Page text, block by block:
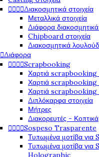
Διακοσμητικά στοιχεία
Μεταλλικά στοιχεία
Διάφορα διακοσμητικά
Chipboard στοιχεία
Διακοσμητικά
Διάφορα
Scrapbooking
Χαρτιά
Χαρτιά
Χαρτιά
Διπλόκαρφα στοιχεία
Μήτρες
Διακορευτές - Κοπτικά
Sospeso Trasparente
Τυπωμένα μοτίβα για
Τυπωμένα μοτίβα για
Holographic